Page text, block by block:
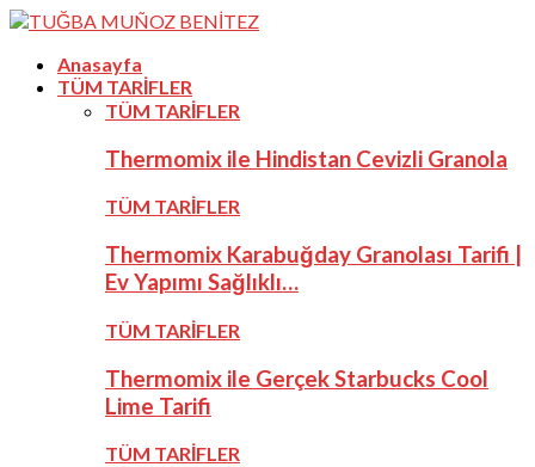
Anasayfa
TÜM TARİFLER
TÜM TARİFLER
Thermomix ile Hindistan Cevizli Granola
TÜM TARİFLER
Thermomix Karabuğday Granolası Tarifi |
Ev Yapımı Sağlıklı…
TÜM TARİFLER
Thermomix ile Gerçek Starbucks Cool
Lime Tarifi
TÜM TARİFLER